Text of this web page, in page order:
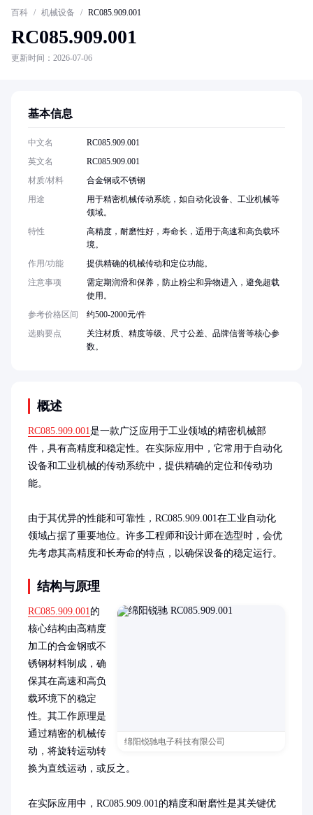
百科 / 机械设备 / RC085.909.001
RC085.909.001
更新时间：2026-07-06
概述
RC085.909.001是一款广泛应用于工业领域的精密机械部
件，具有高精度和稳定性。在实际应用中，它常用于自动化
设备和工业机械的传动系统中，提供精确的定位和传动功
能。
由于其优异的性能和可靠性，RC085.909.001在工业自动化
领域占据了重要地位。许多工程师和设计师在选型时，会优
先考虑其高精度和长寿命的特点，以确保设备的稳定运行。
结构与原理
绵阳锐驰电子科技有限公司
RC085.909.001的
核心结构由高精度
加工的合金钢或不
锈钢材料制成，确
保其在高速和高负
载环境下的稳定
性。其工作原理是
通过精密的机械传
动，将旋转运动转
换为直线运动，或反之。
在实际应用中，RC085.909.001的精度和耐磨性是其关键优
基本信息
中文名
RC085.909.001
英文名
RC085.909.001
材质/材料
合金钢或不锈钢
用途
用于精密机械传动系统，如自动化设备、工业机械等
领域。
特性
高精度，耐磨性好，寿命长，适用于高速和高负载环
境。
作用/功能
提供精确的机械传动和定位功能。
注意事项
需定期润滑和保养，防止粉尘和异物进入，避免超载
使用。
参考价格区间
约500-2000元/件
选购要点
关注材质、精度等级、尺寸公差、品牌信誉等核心参
数。